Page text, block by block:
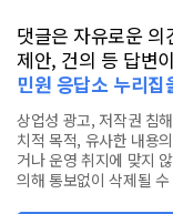
댓글은 자유로운
제안, 건의 등 답변
민원 응답소 누리집
상업성 광고, 저작권 침
치적 목적, 유사한 내용
거나 운영 취지에 맞지
의해 통보없이 삭제될